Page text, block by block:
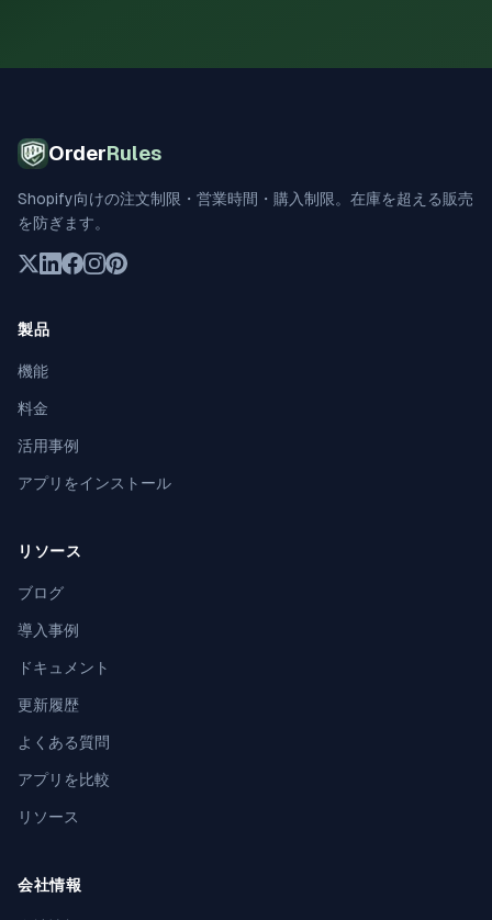
OrderRules
Shopify向けの注文制限・営業時間・購入制限。在庫を超える販売
を防ぎます。
製品
機能
料金
活用事例
アプリをインストール
リソース
ブログ
導入事例
ドキュメント
更新履歴
よくある質問
アプリを比較
リソース
会社情報